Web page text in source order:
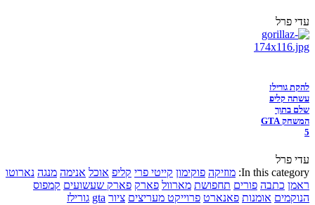
עדי פרל
להקת גורילז
עשתה קליפ
שלם בתוך
המשחק GTA
5
עדי פרל
In this category: מוזיקה פוקימון קייטי פרי קליפ אוכל אנימה מנגה נארוטו
ראמן כתבה פורים תחפושת מארוול פארק פארק שעשועים קמפוס
הנוקמים אומנות פאנארט פרוייקט מעריצים ציור gta גורילז